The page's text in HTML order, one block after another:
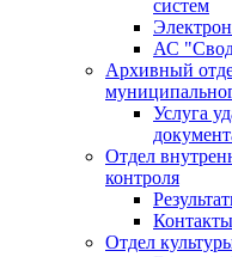
систем
АС
Архивный
Услуга
Отдел
контроля
Контакты
Отдел